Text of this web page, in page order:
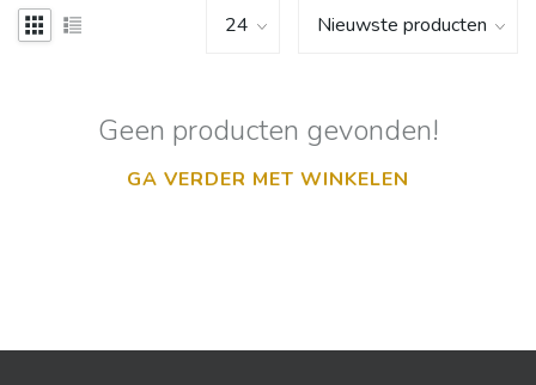
Geen producten gevonden!
GA VERDER MET WINKELEN